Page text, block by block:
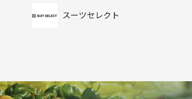
スーツセレクト